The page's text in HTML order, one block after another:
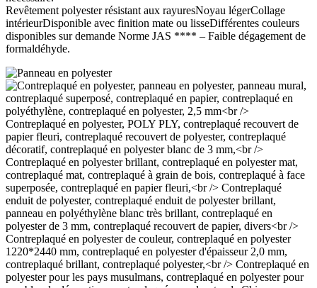
Revêtement polyester résistant aux rayuresNoyau légerCollage
intérieurDisponible avec finition mate ou lisseDifférentes couleurs
disponibles sur demande Norme JAS **** – Faible dégagement de
formaldéhyde.